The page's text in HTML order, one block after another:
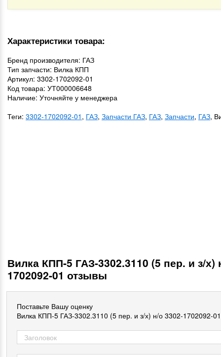
Характеристики товара:
Бренд производителя: ГАЗ
Тип запчасти: Вилка КПП
Артикул: 3302-1702092-01
Код товара: УТ000006648
Наличие: Уточняйте у менеджера
Теги: 3302-1702092-01 , ГАЗ, Запчасти ГАЗ, ГАЗ, Запчасти, ГАЗ,
Вилка КПП-5 ГАЗ-3302.3110 (5 пер. и з/х)
1702092-01 отзывы
Поставьте Вашу оценку
Вилка КПП-5 ГАЗ-3302.3110 (5 пер. и з/х) н/о 3302-1702092-01